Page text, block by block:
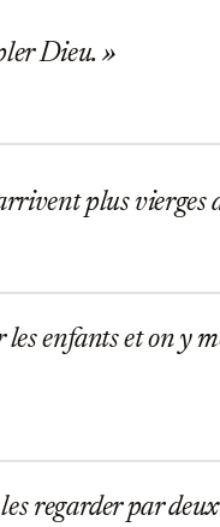
Dieu.
plus vierges
enfants et on y
regarder par